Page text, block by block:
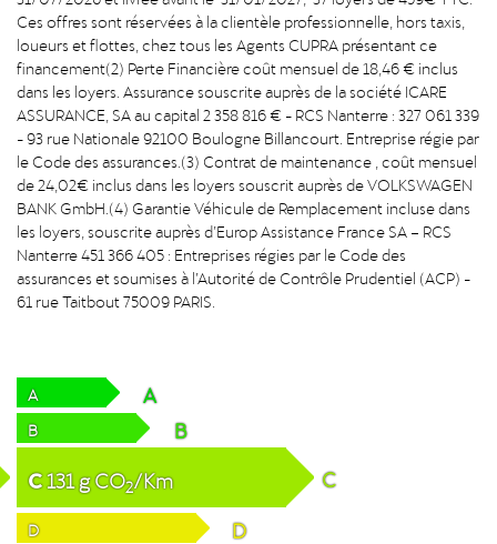
Ces offres sont réservées à la clientèle professionnelle, hors taxis,
loueurs et flottes, chez tous les Agents CUPRA présentant ce
financement(2) Perte Financière coût mensuel de 18,46 € inclus
dans les loyers. Assurance souscrite auprès de la société ICARE
ASSURANCE, SA au capital 2 358 816 € - RCS Nanterre : 327 061 339
- 93 rue Nationale 92100 Boulogne Billancourt. Entreprise régie par
le Code des assurances.(3) Contrat de maintenance , coût mensuel
de 24,02€ inclus dans les loyers souscrit auprès de VOLKSWAGEN
BANK GmbH.(4) Garantie Véhicule de Remplacement incluse dans
les loyers, souscrite auprès d’Europ Assistance France SA – RCS
Nanterre 451 366 405 : Entreprises régies par le Code des
assurances et soumises à l’Autorité de Contrôle Prudentiel (ACP) -
61 rue Taitbout 75009 PARIS.
A A
B B
C131gCO2/Km C
D D